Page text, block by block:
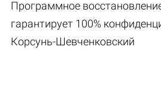
Программное
гарантирует 100%
Корсунь-Шевченковский